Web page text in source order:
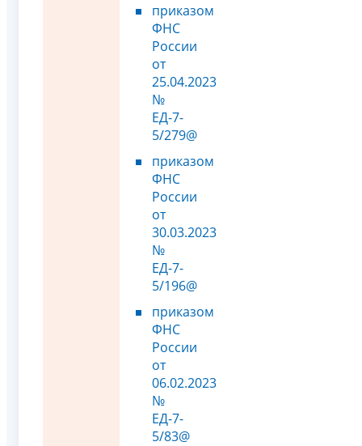
приказом
ФНС
России
от
25.04.2023
№
ЕД-7-
5/279@
приказом
ФНС
России
от
30.03.2023
№
ЕД-7-
5/196@
приказом
ФНС
России
от
06.02.2023
№
ЕД-7-
5/83@